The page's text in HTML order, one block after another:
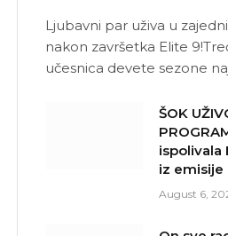
Ljubavni par uživa u
nakon završetka Elite
učesnica devete sezone
ŠOK
ispolivala
iz emisije
August 6,